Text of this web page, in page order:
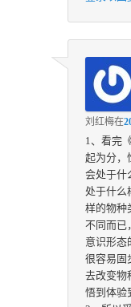
刘红梅在
1、看完
起为分，
会处于什
处于什么
样的物种
不同而已
意识形态
很容易固
去改变物
悟到体验